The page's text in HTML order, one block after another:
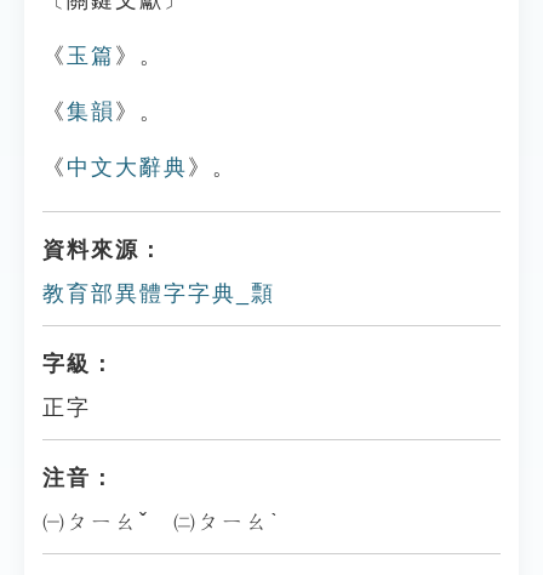
《 玉篇 》。
《集韻 》。
《 中文大辭典 》。
資料來源：
教育部異體字字典_顠
字級：
正字
注音：
㈠ㄆㄧㄠˇ ㈡ㄆㄧㄠˋ